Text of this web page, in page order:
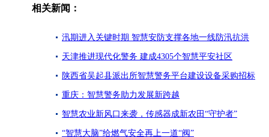
相关新闻：
汛期进入关键时期 智慧安防支撑各地一线防汛抗洪
天津推进现代化警务 建成4305个智慧平安社区
陕西省吴起县派出所智慧警务平台建设设备采购招标
重庆：智慧警务助力发展新跨越
智慧农业新风口来袭，传感器成新农田“守护者”
“智慧大脑”给燃气安全再上一道“阀”